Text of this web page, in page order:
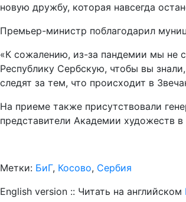
новую дружбу, которая навсегда
Премьер-министр поблагодарил
«К сожалению, из-за пандемии мы не
Республику Сербскую, чтобы вы
следят за тем, что происходит в
На приеме также присутствовали
представители Академии художеств
Метки: БиГ, Косово, Сербия
English version :: Читать на английском